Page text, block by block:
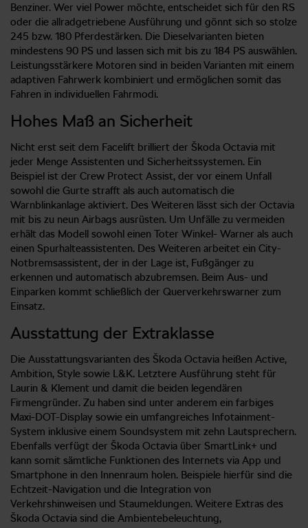
Benziner. Wer viel Power möchte, entscheidet sich für den RS
oder die allradgetriebene Ausführung und gönnt sich so stolze
245 bzw. 180 Pferdestärken. Die Dieselvarianten bieten
mindestens 90 PS und lassen sich mit bis zu 184 PS auswählen.
Leistungsstärkere Motoren sind in beiden Varianten mit einem
adaptiven Fahrwerk kombiniert und ermöglichen somit das
Fahren in individuellen Fahrmodi.
Hohes Maß an Sicherheit
Nicht erst seit dem Facelift brilliert der Škoda Octavia mit
jeder Menge Assistenten und Sicherheitssystemen. Ein
Beispiel ist der Crew Protect Assist, der vor einem Unfall
sowohl die Gurte strafft als auch automatisch die
Warnblinkanlage aktiviert. Des Weiteren lässt sich der Octavia
mit bis zu neun Airbags ausrüsten. Um Unfälle zu vermeiden
erhält das Modell sowohl einen Toter Winkel- Warner als auch
einen Spurhalteassistenten. Des Weiteren arbeitet ein City-
Notbremsassistent, der in der Lage ist, Fußgänger zu
erkennen und automatisch abzubremsen. Beim Aus- und
Einparken kommt schließlich der Querverkehrswarner zum
Einsatz.
Ausstattung der Extraklasse
Die Ausstattungsvarianten des Škoda Octavia heißen Active,
Ambition, Style sowie L&K. Letztere Ausführung steht für
Laurin & Klement und damit die beiden legendären
Firmengründer. Zu haben sind unter anderem ein farbiges
Maxi-DOT-Display sowie ein umfangreiches Infotainment-
System inklusive einem Soundsystem mit zehn Lautsprechern.
Ebenfalls verfügt der Škoda Octavia über SmartLink+ und
kann somit sämtliche Funktionen des Internets via App und
Smartphone in den Innenraum holen. Beispiele hierfür sind die
Echtzeit-Navigation und die Integration von
Verkehrshinweisen und Staumeldungen. Weitere Extras des
Škoda Octavia sind die Ambientebeleuchtung,